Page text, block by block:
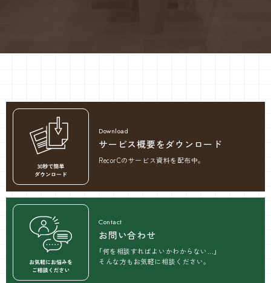
サービス概要をダウンロード
RecorCのサービス資料を配布中。
お問い合わせ
「何を相談すればよいかわからない...」
そんな方もお気軽に相談ください。